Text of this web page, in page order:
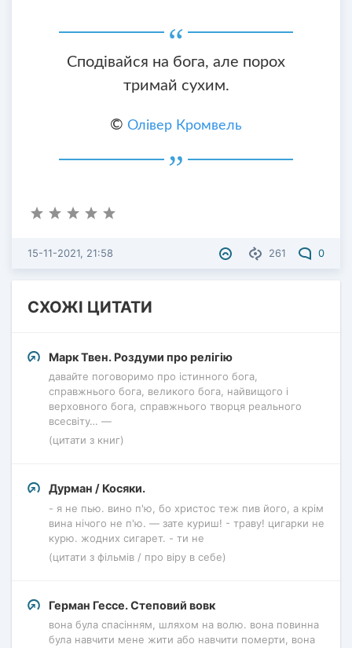
Сподівайся на бога, але порох
тримай сухим.
© Олівер Кромвель
261 0
15-11-2021, 21:58
СХОЖІ ЦИТАТИ
Марк Твен. Роздуми про релігію
давайте поговоримо про істинного бога,
справжнього бога, великого бога, найвищого і
верховного бога, справжнього творця реального
всесвіту… —
(цитати з книг)
Дурман / Косяки.
- я не пью. вино п'ю, бо христос теж пив його, а крім
вина нічого не п'ю. — зате куриш! - траву! цигарки не
курю. жодних сигарет. - ти не
(цитати з фільмів / про віру в себе)
Герман Гессе. Степовий вовк
вона була спасінням, шляхом на волю. вона повинна
була навчити мене жити або навчити померти, вона